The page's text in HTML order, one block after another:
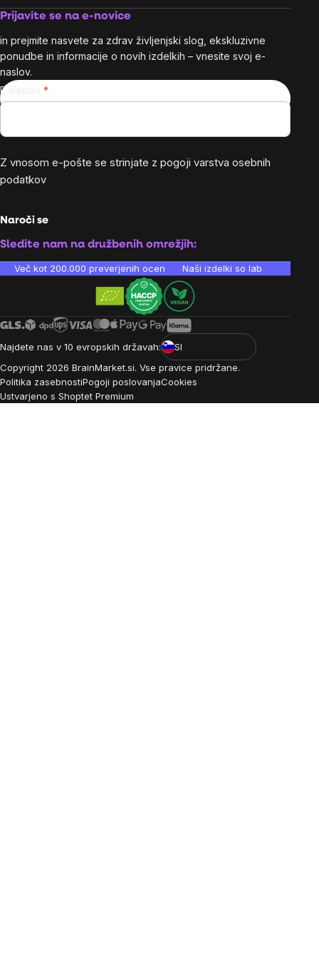
Prijavite se na e-novice
in prejmite nasvete za zdrav življenjski slog, ekskluzivne
ponudbe in informacije o novih izdelkih – vnesite svoj e-
naslov.
E-naslov
Z vnosom e-pošte se strinjate z pogoji varstva osebnih
podatkov
Naroči se
Sledite nam na družbenih omrežjih:
Več kot 200.000 preverjenih ocen Naši izdelki so laboratorijsko
Najdete nas v 10 evropskih državah:
SI
Copyright 2026 BrainMarket.si. Vse pravice pridržane.
Politika zasebnostiPogoji poslovanjaCookies
Ustvarjeno s Shoptet Premium